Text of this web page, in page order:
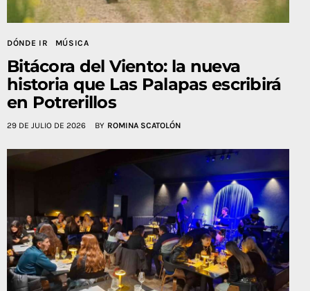
DÓNDE IR MÚSICA
Bitácora del Viento: la nueva
historia que Las Palapas escribirá
en Potrerillos
29 DE JULIO DE 2026 BY ROMINA SCATOLÓN